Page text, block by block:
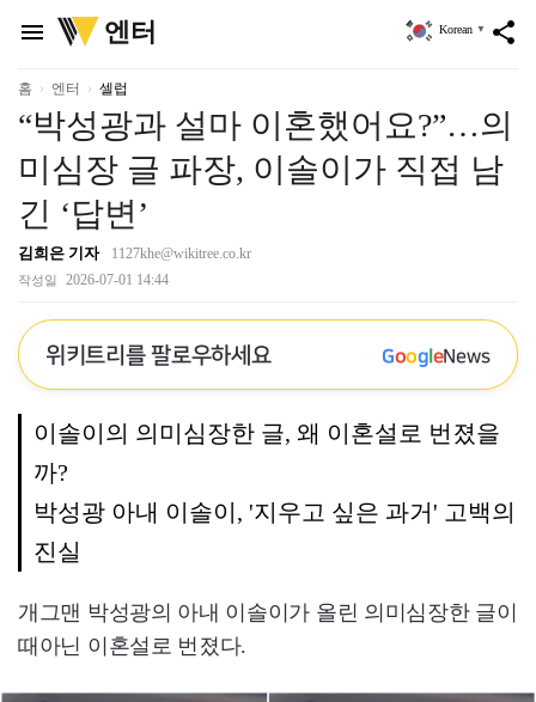
menu
위
키
리
엔터 share
Korean ▼
홈 엔터 셀럽
“박성광과 설마 이혼했어요?”…의
미심장 글 파장, 이솔이가 직접 남
긴 ‘답변’
김희은 기자 1127khe@wikitree.co.kr
작성일 2026-07-01 14:44
위키트리를 팔로우하세요 GoogleNews
이솔이의 의미심장한 글, 왜 이혼설로 번졌을
까?
박성광 아내 이솔이, '지우고 싶은 과거' 고백의
진실
개그맨 박성광의 아내 이솔이가 올린 의미심장한 글이
때아닌 이혼설로 번졌다.